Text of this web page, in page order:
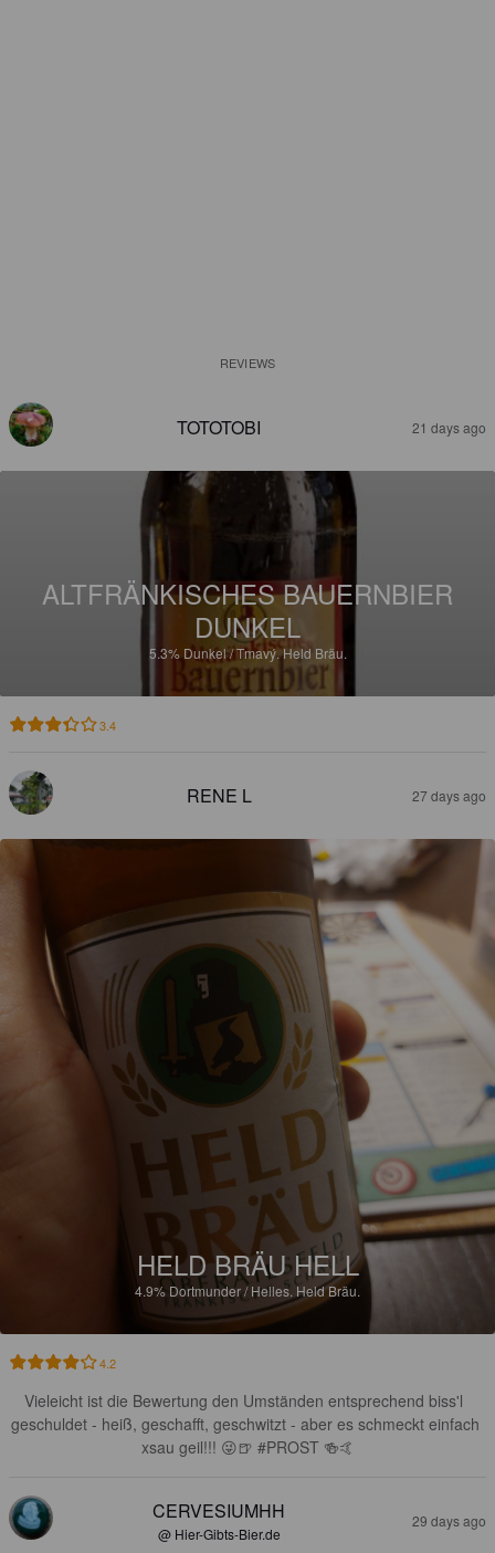
REVIEWS
TOTOTOBI 21 days ago
ALTFRÄNKISCHES BAUERNBIER
DUNKEL
5.3% Dunkel / Tmavý.Held Bräu.
3.4
RENE L 27 days ago
HELD BRÄU HELL
4.9% Dortmunder / Helles.Held Bräu.
4.2
Vieleicht ist die Bewertung den Umständen entsprechend biss'l
geschuldet - heiß, geschafft, geschwitzt - aber es schmeckt einfach
xsau geil!!! 😜🍺 #PROST 🍻🤙
CERVESIUMHH
@ Hier-Gibts-Bier.de
29 days ago